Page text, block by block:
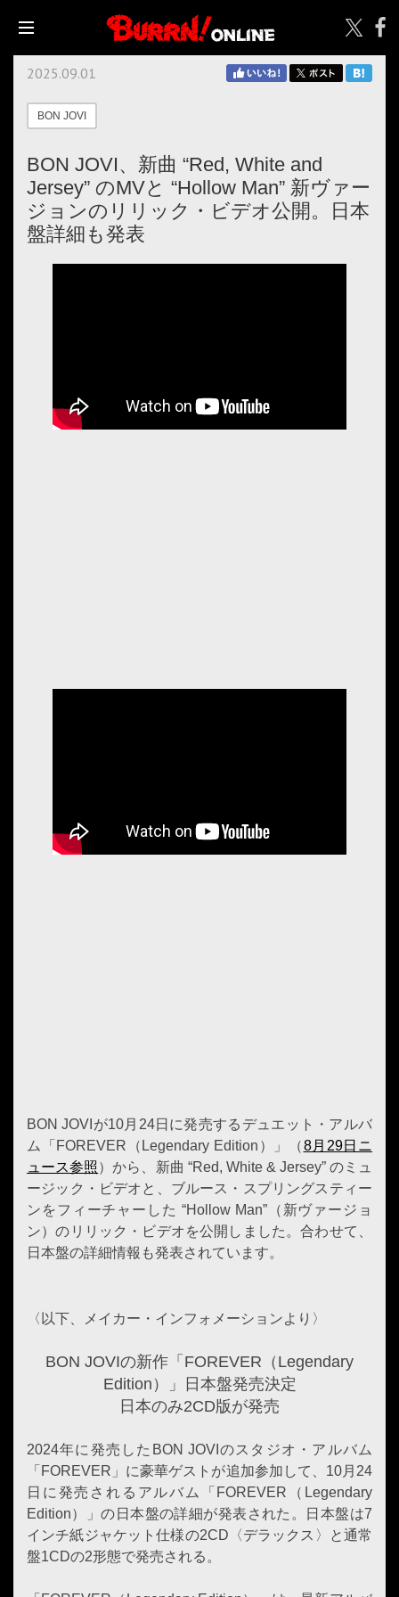
2025.09.01
BON JOVI
BON JOVI、新曲 “Red, White and
Jersey” のMVと “Hollow Man” 新ヴァー
ジョンのリリック・ビデオ公開。日本
盤詳細も発表
BON JOVIが10月24日に発売するデュエット・アルバ
ム「FOREVER（Legendary Edition）」（8月29日ニ
ュース参照）から、新曲 “Red, White & Jersey” のミュ
ージック・ビデオと、ブルース・スプリングスティー
ンをフィーチャーした “Hollow Man”（新ヴァージョ
ン）のリリック・ビデオを公開しました。合わせて、
日本盤の詳細情報も発表されています。
〈以下、メイカー・インフォメーションより〉
BON JOVIの新作「FOREVER（Legendary
Edition）」日本盤発売決定
日本のみ2CD版が発売
2024年に発売した BON JOVI のスタジオ・アルバム
「FOREVER」に豪華ゲストが追加参加して、10月24
日に発売されるアルバム「FOREVER（Legendary
Edition）」の日本盤の詳細が発表された。日本盤は7
インチ紙ジャケット仕様の2CD〈デラックス〉と通常
盤1CDの2形態で発売される。